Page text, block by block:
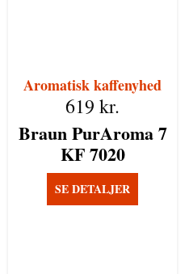
Aromatisk kaffenyhed
Braun PurAroma 7
KF 7020
619 kr.
SE DETALJER